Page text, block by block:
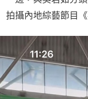
拍攝內地綜藝節目